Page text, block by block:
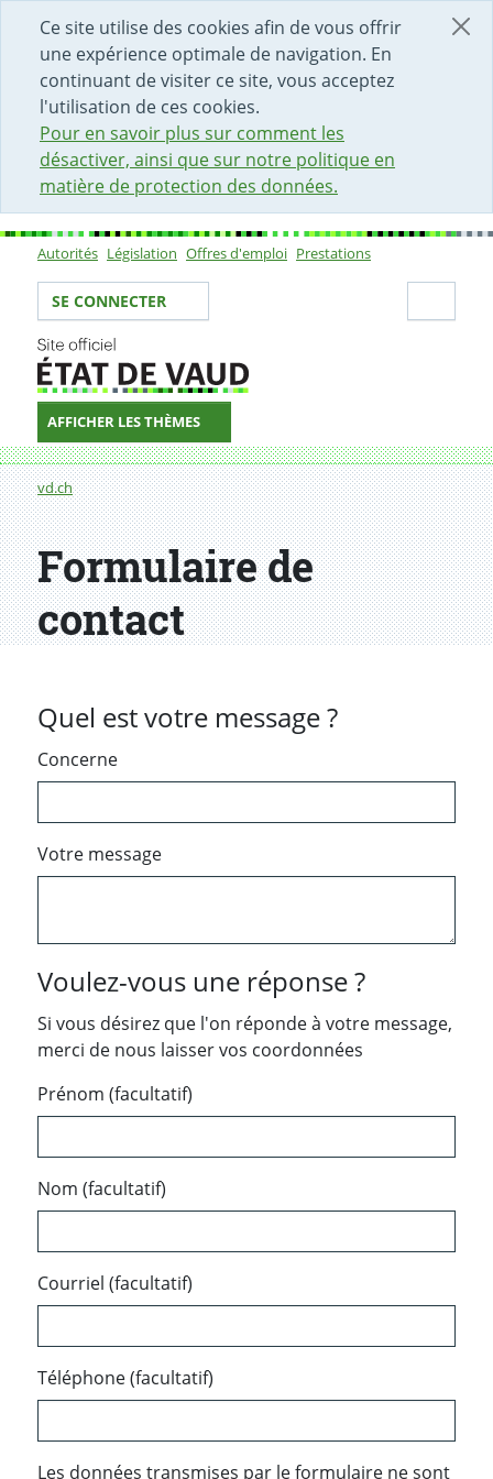
Ce site utilise des cookies afin de vous offrir
une expérience optimale de navigation. En
continuant de visiter ce site, vous acceptez
l'utilisation de ces cookies.
Pour en savoir plus sur comment les
désactiver, ainsi que sur notre politique en
matière de protection des données.
DÉBUT DU CONTENU DE LA PAGE
ACCÈS AU CHAMP DE RECHERCHE
PAGE D'ACCUEIL
FORMULAIRE DE CONTACT
Sous-navigation
Autorités Législation Offres d'emploi Prestations
Votre identité
SE CONNECTER
AFFICHER LES THÈMES
Fil d'Ariane
vd.ch
Formulaire de contact
Formulaire de
contact
Quel est votre message ?
Concerne
Votre message
Voulez-vous une réponse ?
Si vous désirez que l'on réponde à votre message,
merci de nous laisser vos coordonnées
Prénom (facultatif)
Nom (facultatif)
Courriel (facultatif)
Téléphone (facultatif)
Les données transmises par le formulaire ne sont